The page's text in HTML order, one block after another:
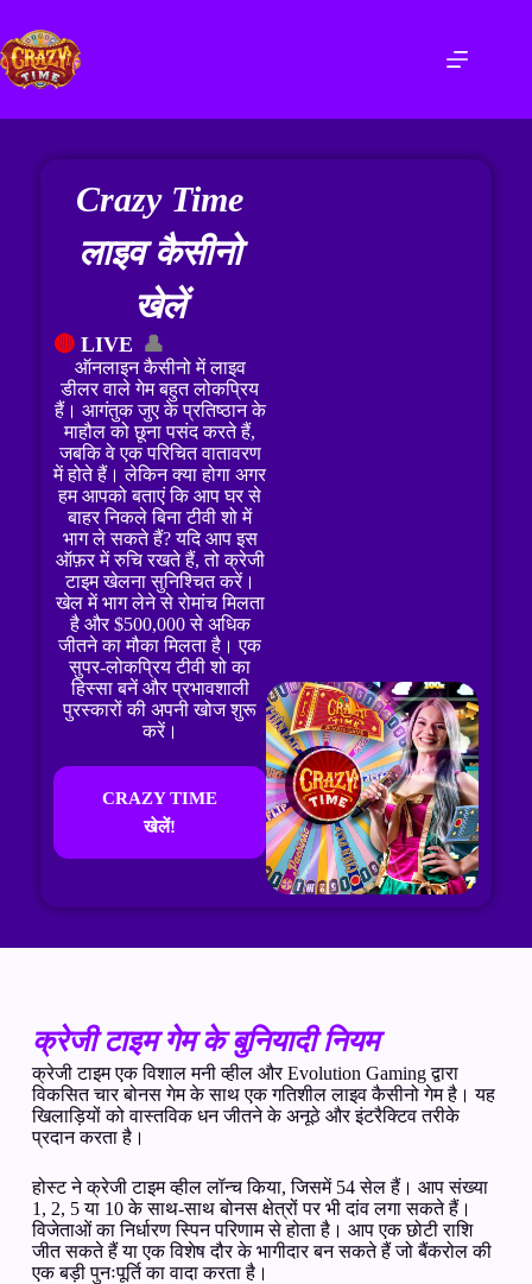
Crazy Time
लाइव कैसीनो
खेलें
🔴 LIVE 👤
ऑनलाइन कैसीनो में लाइव
डीलर वाले गेम बहुत लोकप्रिय
हैं। आगंतुक जुए के प्रतिष्ठान के
माहौल को छूना पसंद करते हैं,
जबकि वे एक परिचित वातावरण
में होते हैं। लेकिन क्या होगा अगर
हम आपको बताएं कि आप घर से
बाहर निकले बिना टीवी शो में
भाग ले सकते हैं? यदि आप इस
ऑफ़र में रुचि रखते हैं, तो क्रेजी
टाइम खेलना सुनिश्चित करें।
खेल में भाग लेने से रोमांच मिलता
है और $500,000 से अधिक
जीतने का मौका मिलता है। एक
सुपर-लोकप्रिय टीवी शो का
हिस्सा बनें और प्रभावशाली
पुरस्कारों की अपनी खोज शुरू
करें।
CRAZY TIME
खेलें!
क्रेजी टाइम गेम के बुनियादी नियम
क्रेजी टाइम एक विशाल मनी व्हील और Evolution Gaming द्वारा
विकसित चार बोनस गेम के साथ एक गतिशील लाइव कैसीनो गेम है। यह
खिलाड़ियों को वास्तविक धन जीतने के अनूठे और इंटरैक्टिव तरीके
प्रदान करता है।
होस्ट ने क्रेजी टाइम व्हील लॉन्च किया, जिसमें 54 सेल हैं। आप संख्या
1, 2, 5 या 10 के साथ-साथ बोनस क्षेत्रों पर भी दांव लगा सकते हैं।
विजेताओं का निर्धारण स्पिन परिणाम से होता है। आप एक छोटी राशि
जीत सकते हैं या एक विशेष दौर के भागीदार बन सकते हैं जो बैंकरोल की
एक बड़ी पुनःपूर्ति का वादा करता है।